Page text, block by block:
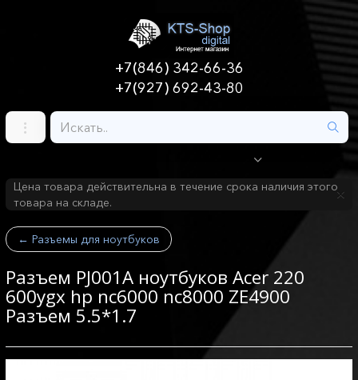
+7(846) 342-66-36
+7(927) 692-43-80
Цена товара действительна в течение срока наличия этого
товара на складе.
← Разъемы для ноутбуков
Разъем PJ001A ноутбуков Acer 220
600ygx hp nc6000 nc8000 ZE4900
Разъем 5.5*1.7